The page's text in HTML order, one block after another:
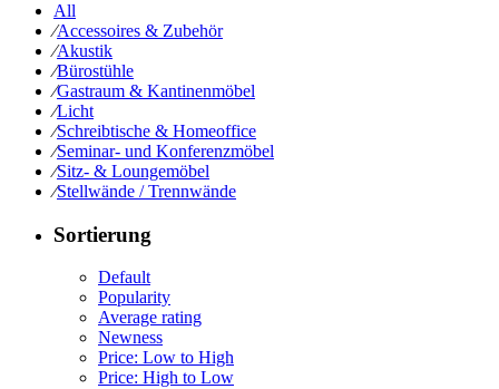
All
⁄Accessoires & Zubehör
⁄Akustik
⁄Bürostühle
⁄Gastraum & Kantinenmöbel
⁄Licht
⁄Schreibtische & Homeoffice
⁄Seminar- und Konferenzmöbel
⁄Sitz- & Loungemöbel
⁄Stellwände / Trennwände
Sortierung
Default
Popularity
Average rating
Newness
Price: Low to High
Price: High to Low